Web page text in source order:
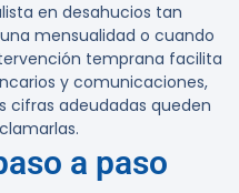
en desahucios tan
mensualidad o cuando
temprana facilita
y comunicaciones,
cifras adeudadas queden
a paso